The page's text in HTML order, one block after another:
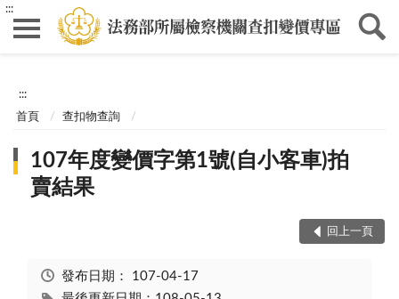
:::
:::
首頁 查扣物查詢
107年度變價字第1號(自小客車)拍
賣結果
回上一頁
發布日期： 107-04-17